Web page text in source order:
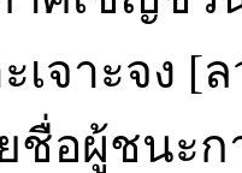
เจาะจง [
ชื่อผู้ชนะก